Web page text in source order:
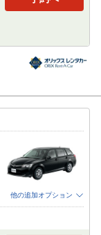
他の追加オプション